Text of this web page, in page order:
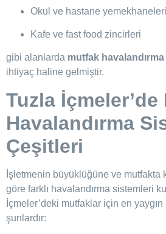
Okul ve hastane yemekhaneleri
Kafe ve fast food zincirleri
gibi alanlarda mutfak
ihtiyaç haline gelmiştir.
Tuzla
Havalandırma
Çeşitleri
İşletmenin büyüklüğüne ve mutfakta
göre farklı havalandırma sistemleri
İçmeler’deki mutfaklar için en
şunlardır: